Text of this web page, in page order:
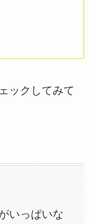
ックしてみて
いっぱいな